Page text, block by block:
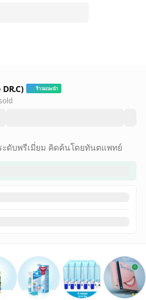
ร้านแนะนำ
บพรีเมี่ยม คิดค้นโดยทันตแพทย์